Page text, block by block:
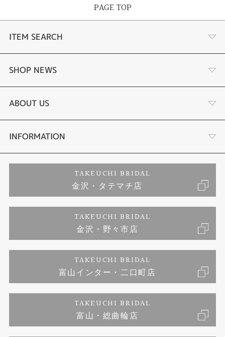
PAGE TOP
ITEM SEARCH
婚約指輪
結婚指輪
セットリング
婚約ネックレス
ダイヤモンド
ジュエリーリフォーム
SHOP NEWS
選ばれる理由まとめ
お客様の声
プロポーズサポート
ブランドリスト
福井指輪工房｜手作りペアリング
福井指輪工房｜手作り結婚指輪 and 婚約指輪
福井工房｜手作り婚約指輪プロポーズプラン
ABOUT US
会社概要
お客様の声
INFORMATION
プライバシーポリシー
TAKEUCHI BRIDAL
金沢・タテマチ店
TAKEUCHI BRIDAL
金沢・野々市店
TAKEUCHI BRIDAL
富山インター・二口町店
TAKEUCHI BRIDAL
富山・総曲輪店